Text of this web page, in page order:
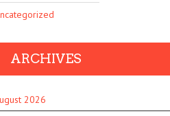
ARCHIVES
2026